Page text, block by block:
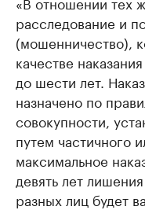
расследование и
(мошенничество),
качестве
до шести лет.
назначено по
совокупности,
путем частичного
максимальное
девять лет
разных лиц будет